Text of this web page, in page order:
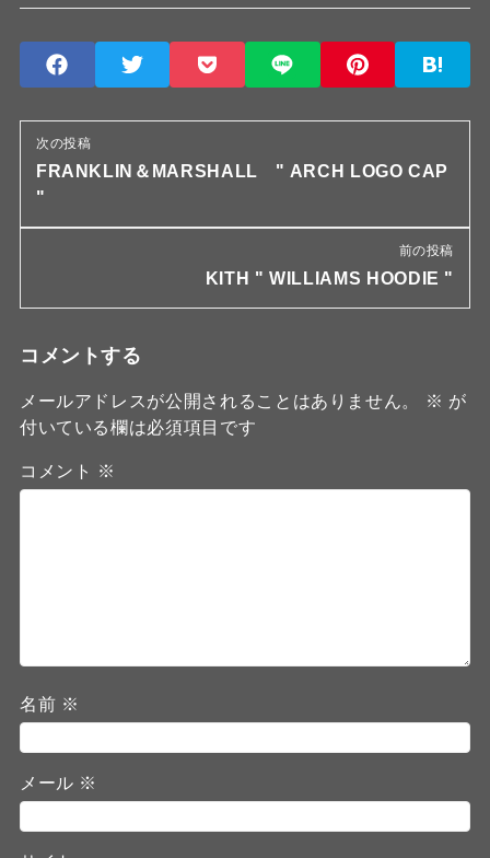
次の投稿
FRANKLIN＆MARSHALL " ARCH LOGO CAP
"
前の投稿
KITH " WILLIAMS HOODIE "
コメントする
メールアドレスが公開されることはありません。 ※ が
付いている欄は必須項目です
コメント ※
名前 ※
メール ※